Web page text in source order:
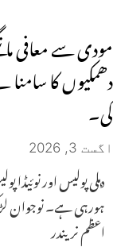
مودی سے معافی
دھمکیوں کا
کی۔
اگست 3, 2026
دہلی پولیس اور
ہورہی ہے۔ نوجوان
اعظم نریندر